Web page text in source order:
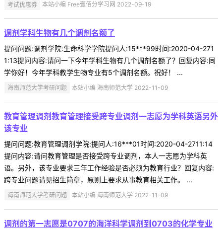
考试优惠券 本站小编 Free壹佰分学习网 2022-09-19
调剂学科生物有几个调剂名额了
提问问题:调剂学院:生命科学学院提问人:15***99时间:2020-04-271
1:13提问内容:请问一下今年学科生物有几个调剂名额了？回复内容:同
学你好！今年学科教学生物专业有5个调剂名额。祝好！ ...
海南师范大学考研问题 本站小编 海南师范大学 2022-11-09
教育管理调剂教育管理接受跨专业调剂一志愿为学科英语另外
该专业
提问问题:教育管理调剂学院:提问人:16***01时间:2020-04-2711:14
提问内容:请问教育管理是否接受跨专业调剂，本人一志愿为学科英
语。另外，该专业要求三年工作经验是否必须为教育行业？回复内容:
跨专业问题请见招生简章，原则上要求从事教育相关工作。 ...
海南师范大学考研问题 本站小编 海南师范大学 2022-11-09
调剂的第一志愿是0707的海洋科学调剂到0703的化学专业